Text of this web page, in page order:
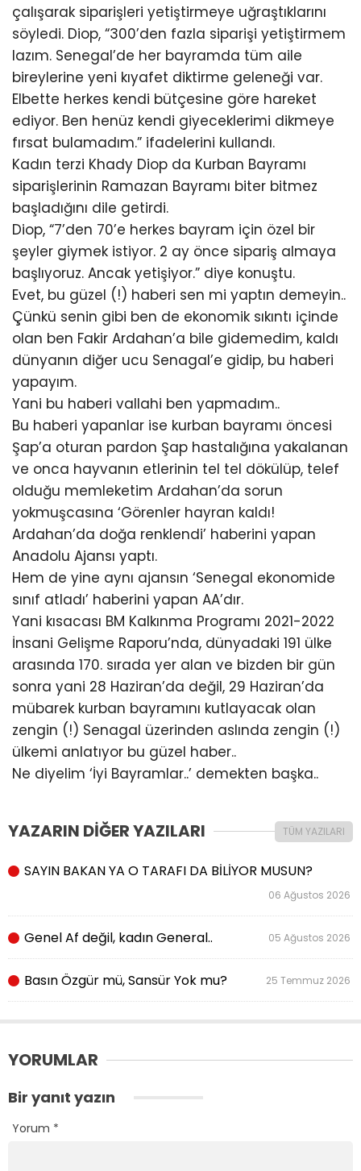
çalışarak siparişleri yetiştirmeye uğraştıklarını
söyledi. Diop, “300’den fazla siparişi yetiştirmem
lazım. Senegal’de her bayramda tüm aile
bireylerine yeni kıyafet diktirme geleneği var.
Elbette herkes kendi bütçesine göre hareket
ediyor. Ben henüz kendi giyeceklerimi dikmeye
fırsat bulamadım.” ifadelerini kullandı.
Kadın terzi Khady Diop da Kurban Bayramı
siparişlerinin Ramazan Bayramı biter bitmez
başladığını dile getirdi.
Diop, “7’den 70’e herkes bayram için özel bir
şeyler giymek istiyor. 2 ay önce sipariş almaya
başlıyoruz. Ancak yetişiyor.” diye konuştu.
Evet, bu güzel (!) haberi sen mi yaptın demeyin..
Çünkü senin gibi ben de ekonomik sıkıntı içinde
olan ben Fakir Ardahan’a bile gidemedim, kaldı
dünyanın diğer ucu Senagal’e gidip, bu haberi
yapayım.
Yani bu haberi vallahi ben yapmadım..
Bu haberi yapanlar ise kurban bayramı öncesi
Şap’a oturan pardon Şap hastalığına yakalanan
ve onca hayvanın etlerinin tel tel dökülüp, telef
olduğu memleketim Ardahan’da sorun
yokmuşcasına ‘Görenler hayran kaldı!
Ardahan’da doğa renklendi’ haberini yapan
Anadolu Ajansı yaptı.
Hem de yine aynı ajansın ‘Senegal ekonomide
sınıf atladı’ haberini yapan AA’dır.
Yani kısacası BM Kalkınma Programı 2021-2022
İnsani Gelişme Raporu’nda, dünyadaki 191 ülke
arasında 170. sırada yer alan ve bizden bir gün
sonra yani 28 Haziran’da değil, 29 Haziran’da
mübarek kurban bayramını kutlayacak olan
zengin (!) Senagal üzerinden aslında zengin (!)
ülkemi anlatıyor bu güzel haber..
Ne diyelim ‘İyi Bayramlar..’ demekten başka..
YAZARIN DİĞER YAZILARI TÜM YAZILARI
SAYIN BAKAN YA O TARAFI DA BİLİYOR MUSUN?
06 Ağustos 2026
Genel Af değil, kadın General.. 05 Ağustos 2026
Basın Özgür mü, Sansür Yok mu? 25 Temmuz 2026
YORUMLAR
Bir yanıt yazın
Yorum *